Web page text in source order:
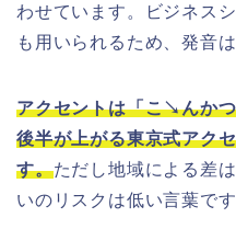
わせています。ビジネス
も用いられるため、発音
アクセントは「こ↘んか
後半が上がる東京式アク
す。ただし地域による差
いのリスクは低い言葉です